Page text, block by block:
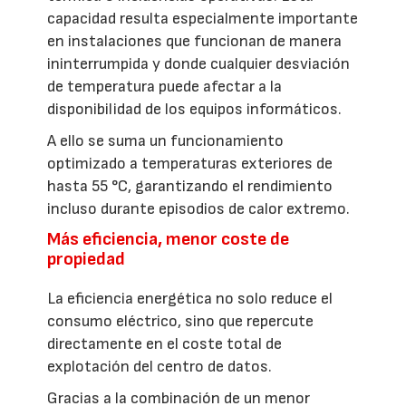
capacidad resulta especialmente importante
en instalaciones que funcionan de manera
ininterrumpida y donde cualquier desviación
de temperatura puede afectar a la
disponibilidad de los equipos informáticos.
A ello se suma un funcionamiento
optimizado a temperaturas exteriores de
hasta 55 °C, garantizando el rendimiento
incluso durante episodios de calor extremo.
Más eficiencia, menor coste de
propiedad
La eficiencia energética no solo reduce el
consumo eléctrico, sino que repercute
directamente en el coste total de
explotación del centro de datos.
Gracias a la combinación de un menor